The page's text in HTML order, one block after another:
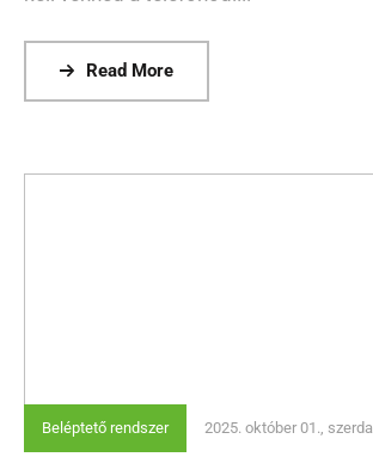
Read More
Beléptető rendszer 2025. október 01., szerda